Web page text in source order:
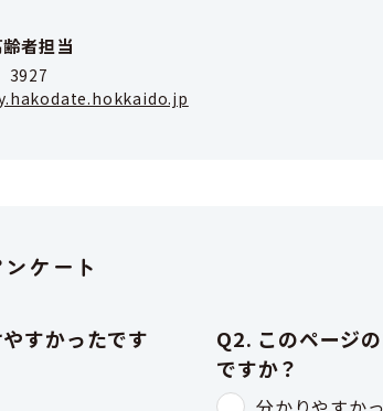
者担当
3927
ケート